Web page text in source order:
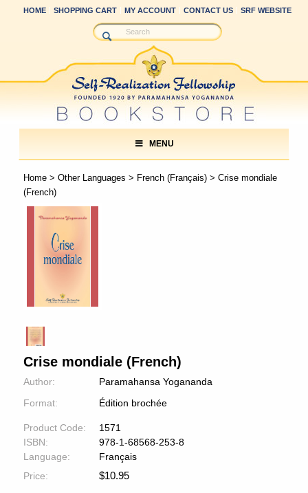
HOME SHOPPING CART MY ACCOUNT CONTACT US SRF WEBSITE
MENU
Home> Other Languages > French (Français)> Crise mondiale
(French)
Crise mondiale (French)
Author:
Paramahansa Yogananda
Format:
Édition brochée
Product Code:
1571
ISBN:
978-1-68568-253-8
Language:
Français
Price:
$10.95